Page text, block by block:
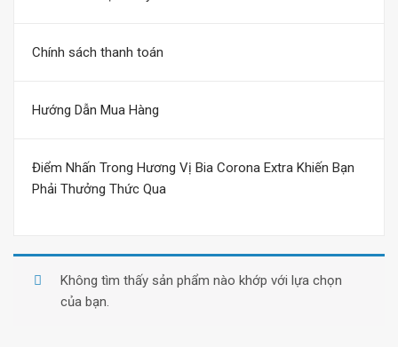
Chính sách thanh toán
Hướng Dẫn Mua Hàng
Điểm Nhấn Trong Hương Vị Bia Corona Extra Khiến Bạn
Phải Thưởng Thức Qua
Không tìm thấy sản phẩm nào khớp với lựa chọn
của bạn.